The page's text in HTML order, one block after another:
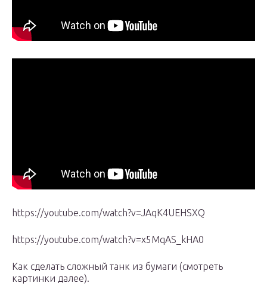
https://youtube.com/watch?v=JAqK4UEHSXQ
https://youtube.com/watch?v=x5MqAS_kHA0
Как сделать сложный танк из бумаги (смотреть
картинки далее).